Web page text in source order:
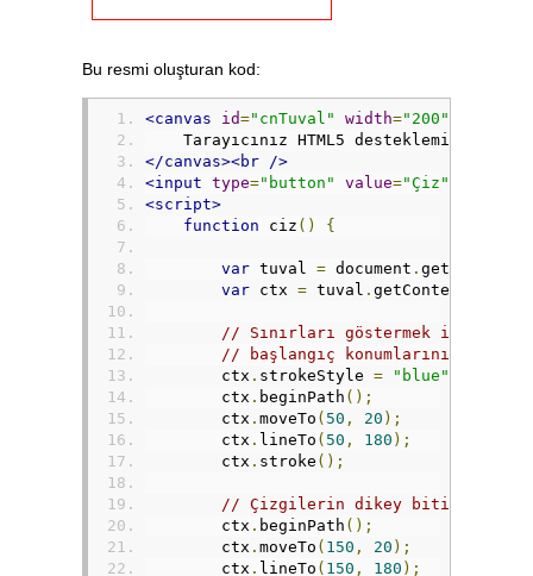
Bu resmi oluşturan kod:
<canvas id="cnTuval" width="200"
    Tarayıcınız HTML5 desteklemiyor.
</canvas><br
/>
<input type="button" value="Çiz"
<script>
function ciz () {
var tuval = document .
var ctx = tuval . getContext
// Sınırları göstermek için
// başlangıç konumlarını
        ctx
. strokeStyle = "blue"
        ctx
. beginPath ();
        ctx
. moveTo ( 50 , 20 );
        ctx
. lineTo ( 50 , 180 );
        ctx
. stroke ();
// Çizgilerin dikey bitiş
        ctx
. beginPath ();
        ctx
. moveTo ( 150 , 20 );
        ctx
. lineTo ( 150 , 180 );